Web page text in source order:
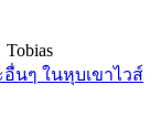
Tobias
อื่นๆ ในหุบเขาไวส์